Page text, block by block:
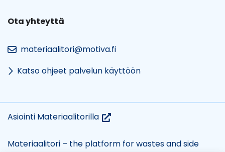
Ota yhteyttä
materiaalitori@motiva.fi
Katso ohjeet palvelun käyttöön
Asiointi Materiaalitorilla(siirryt
palveluun)
Materiaalitori – the platform for wastes and side